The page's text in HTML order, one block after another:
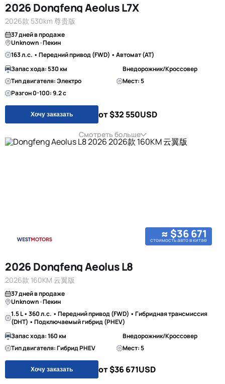
2026 Dongfeng Aeolus L7X
2026款 530km 尊贵版
37 дней в продаже
Unknown · Пекин
163 л.с. • Передний привод (FWD) • Автомат (AT)
Запас хода: 530 км
Внедорожник/Кроссовер
Тип двигателя: Электро
Мест: 5
Разгон 0-100: 9.2 с
Хочу заказать от $32 550USD
Смотреть больше
≈ $36 671
стоимость авто в китае
2026 Dongfeng Aeolus L8
2026款 160KM 云翼版
37 дней в продаже
Unknown · Пекин
1.5 L • 360 л.с. • Передний привод (FWD) • Гибридная трансмиссия
(DHT) • Подключаемый гибрид (PHEV)
Запас хода: 160 км
Внедорожник/Кроссовер
Тип двигателя: Гибрид PHEV
Мест: 5
Хочу заказать от $36 671USD